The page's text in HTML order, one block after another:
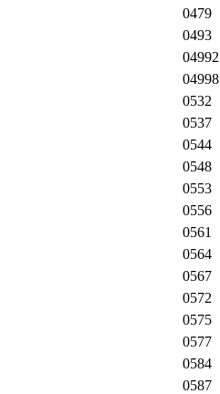
0479
0493
04992
04998
0532
0537
0544
0548
0553
0556
0561
0564
0567
0572
0575
0577
0584
0587